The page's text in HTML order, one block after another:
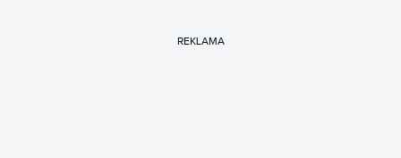
REKLAMA